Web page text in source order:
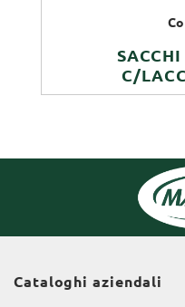
SACCHI
C/
Cataloghi aziendali